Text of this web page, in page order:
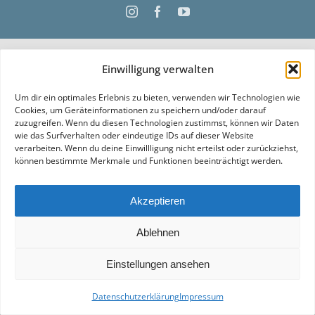
Einwilligung verwalten
Um dir ein optimales Erlebnis zu bieten, verwenden wir Technologien wie
Cookies, um Geräteinformationen zu speichern und/oder darauf
zuzugreifen. Wenn du diesen Technologien zustimmst, können wir Daten
wie das Surfverhalten oder eindeutige IDs auf dieser Website
verarbeiten. Wenn du deine Einwillligung nicht erteilst oder zurückziehst,
können bestimmte Merkmale und Funktionen beeinträchtigt werden.
Akzeptieren
Ablehnen
Einstellungen ansehen
DatenschutzerklärungImpressum
InstagramFacebookYouTube